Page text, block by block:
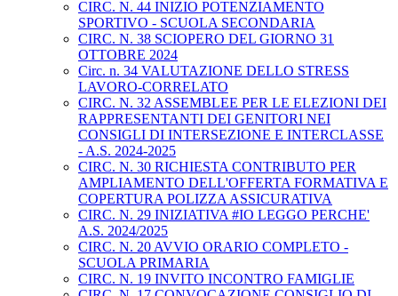
CIRC. N. 44 INIZIO POTENZIAMENTO
SPORTIVO - SCUOLA SECONDARIA
CIRC. N. 38 SCIOPERO DEL GIORNO 31
OTTOBRE 2024
Circ. n. 34 VALUTAZIONE DELLO STRESS
LAVORO-CORRELATO
CIRC. N. 32 ASSEMBLEE PER LE ELEZIONI DEI
RAPPRESENTANTI DEI GENITORI NEI
CONSIGLI DI INTERSEZIONE E INTERCLASSE
- A.S. 2024-2025
CIRC. N. 30 RICHIESTA CONTRIBUTO PER
AMPLIAMENTO DELL'OFFERTA FORMATIVA E
COPERTURA POLIZZA ASSICURATIVA
CIRC. N. 29 INIZIATIVA #IO LEGGO PERCHE'
A.S. 2024/2025
CIRC. N. 20 AVVIO ORARIO COMPLETO -
SCUOLA PRIMARIA
CIRC. N. 19 INVITO INCONTRO FAMIGLIE